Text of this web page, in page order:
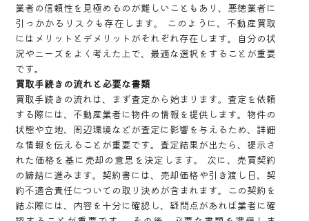
業者の信頼性を見極めるのが難しいこともあり、悪徳業者に
引っかかるリスクも存在します。 このように、不動産買取
にはメリットとデメリットがそれぞれ存在します。自分の状
況やニーズをよく考えた上で、最適な選択をすることが重要
です。
買取手続きの流れと必要な書類
買取手続きの流れは、まず査定から始まります。査定を依頼
する際には、不動産業者に物件の情報を提供します。物件の
状態や立地、周辺環境などが査定に影響を与えるため、詳細
な情報を伝えることが重要です。査定結果が出たら、提示さ
れた価格を基に売却の意思を決定します。 次に、売買契約
の締結に進みます。契約書には、売却価格や引き渡し日、契
約不適合責任についての取り決めが含まれます。この契約を
結ぶ際には、内容を十分に確認し、疑問点があれば業者に確